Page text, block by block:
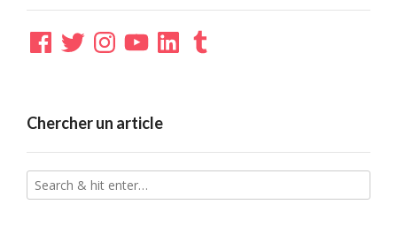
Facebook
TwitterInstagramYouTubeLinkedInTumblr
Chercher un article